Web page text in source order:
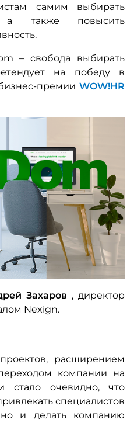
самим выбирать
а также повысить
– свобода выбирать
на победу в
премииWOW!HR
Захаров , директор
Nexign.
расширением
компании на
стало очевидно, что
специалистов
и делать компанию